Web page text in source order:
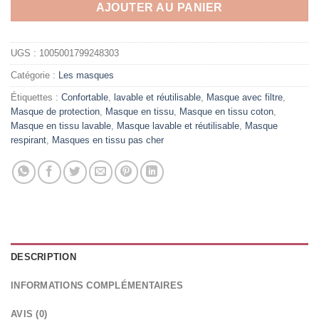
AJOUTER AU PANIER
UGS : 1005001799248303
Catégorie : Les masques
Étiquettes : Confortable lavable et réutilisable Masque avec filtre
Masque de protection
Masque en tissu Masque en tissu coton
Masque en tissu lavable
Masque lavable et réutilisable
Masque
respirant
Masques en tissu pas cher
DESCRIPTION
INFORMATIONS COMPLÉMENTAIRES
AVIS (0)